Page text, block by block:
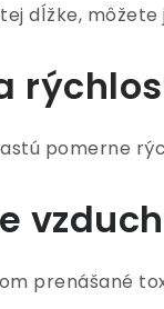
dĺžke, môžete
pomerne
prenášané